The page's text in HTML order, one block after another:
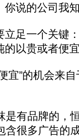
说的公司我
足一个关键
的以贵或者便
”的机会来自
有品牌的，
含很多广告的